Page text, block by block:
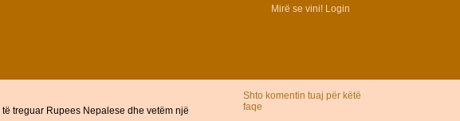
Mirë se vini! Login
treguar Rupees Nepalese dhe vetëm një
Shto komentin tuaj për këtë
faqe